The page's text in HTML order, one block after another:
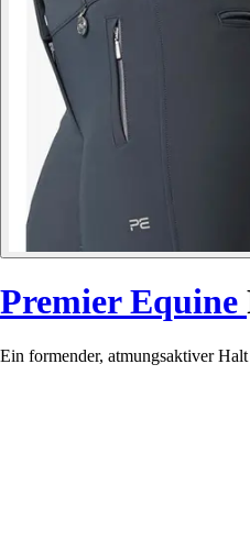
Premier Equine
Ein formender, atmungsaktiver